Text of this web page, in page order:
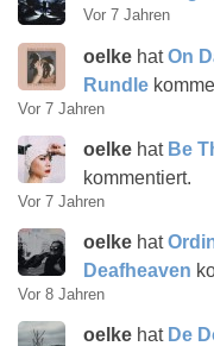
Vor 7 Jahren
oelke hatOn
Rundle
Vor 7 Jahren
oelke hat Be
kommentiert.
Vor 7 Jahren
oelke hat
Deafheaven
Vor 8 Jahren
oelke hat De